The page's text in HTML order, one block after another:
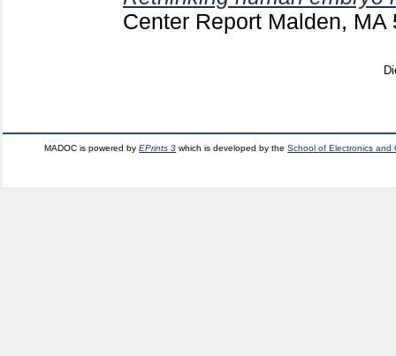
Center Report Malden, MA
MADOC is powered byEPrints 3 which is developed by theSchool of Electronics and